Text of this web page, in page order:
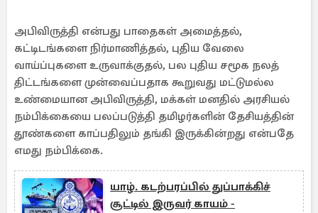
அபிவிருத்தி என்பது பாதைகள் அமைத்தல்,
கட்டிடங்களை நிர்மாணித்தல், புதிய வேலை
வாய்ப்புகளை உருவாக்குதல், பல புதிய சமூக நலத்
திட்டங்களை முன்வைப்பதாக கூறுவது மட்டுமல்ல
உண்மையான அபிவிருத்தி, மக்கள் மனதில் அரசியல்
நம்பிக்கையை பலப்படுத்தி தமிழர்களின் தேசியத்தின்
தூண்களை காப்பதிலும் தங்கி இருக்கின்றது என்பதே
எமது நம்பிக்கை.
யாழ். கடற்பரப்பில் துப்பாக்கிச்
சூட்டில் இருவர் காயம் -